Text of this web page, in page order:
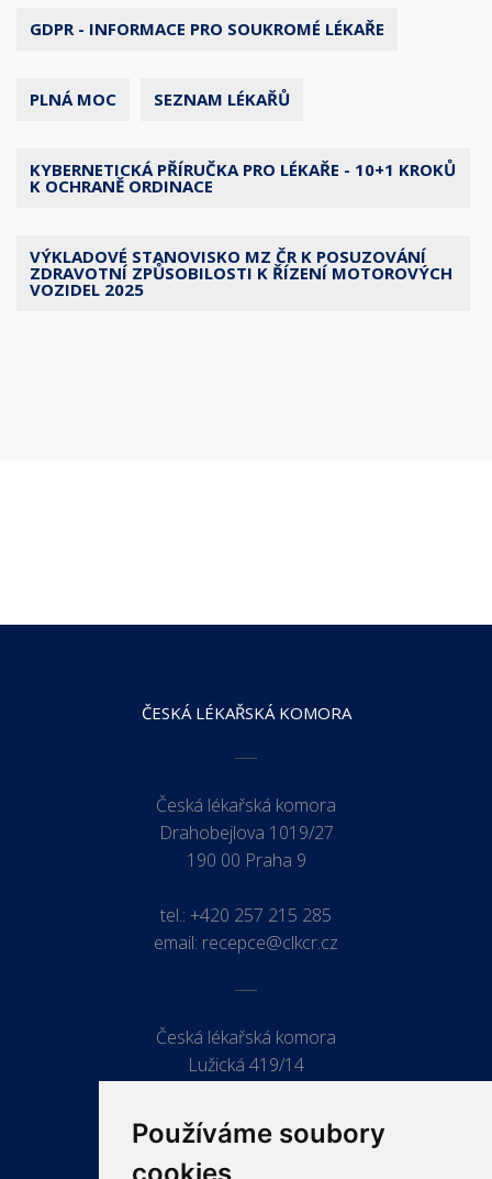
Používáme soubory
GDPR - INFORMACE PRO SOUKROMÉ LÉKAŘE
PLNÁ MOC SEZNAM LÉKAŘŮ
KYBERNETICKÁ PŘÍRUČKA PRO LÉKAŘE - 10+1 KROKŮ
K OCHRANĚ ORDINACE
VÝKLADOVÉ STANOVISKO MZ ČR K POSUZOVÁNÍ
ZDRAVOTNÍ ZPŮSOBILOSTI K ŘÍZENÍ MOTOROVÝCH
VOZIDEL 2025
ČESKÁ LÉKAŘSKÁ KOMORA
Česká lékařská komora
Drahobejlova 1019/27
190 00 Praha 9
tel.: +420 257 215 285
email: recepce@clkcr.cz
Česká lékařská komora
Lužická 419/14